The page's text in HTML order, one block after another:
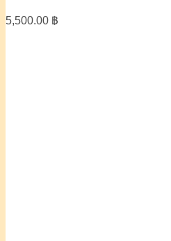
5,500.00 ฿